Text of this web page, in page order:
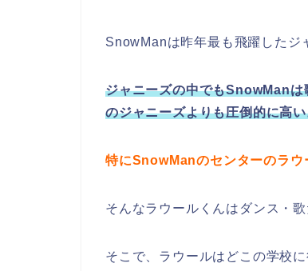
SnowManは昨年最も飛躍したジ
ジャニーズの中でもSnowManは
のジャニーズよりも圧倒的に高
特にSnowManのセンターのラウ
そんなラウールくんはダンス・
そこで、ラウールはどこの学校